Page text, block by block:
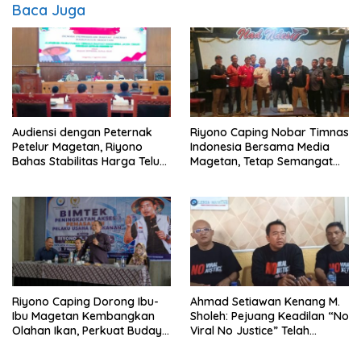
Baca Juga
Audiensi dengan Peternak
Petelur Magetan, Riyono
Bahas Stabilitas Harga Telur
Riyono Caping Nobar Timnas
Indonesia Bersama Media
Magetan, Tetap Semangat
Riyono Caping Dorong Ibu-
Ibu Magetan Kembangkan
Olahan Ikan, Perkuat Budaya
Ahmad Setiawan Kenang M.
Sholeh: Pejuang Keadilan “No
Viral No Justice” Telah